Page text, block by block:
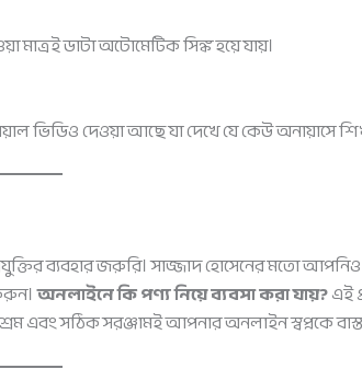
ডাটা অটোমেটিক সিঙ্ক হয়ে যায়।
ভিডিও দেওয়া আছে যা দেখে যে কেউ অনায়াসে
ব্যবহার জরুরি। সাজ্জাদ হোসেনের মতো আপনিও
অনলাইনে কি পণ্য নিয়ে ব্যবসা করা যায়?এই
সঠিক সরঞ্জামই আপনার অনলাইন স্বপ্নকে